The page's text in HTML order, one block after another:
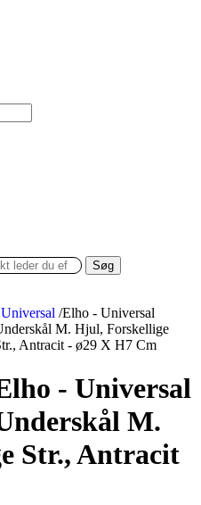
Søg
Universal /Elho - Universal
M. Hjul, Forskellige
Antracit - ø29 X H7 Cm
- Universal
M.
Str., Antracit